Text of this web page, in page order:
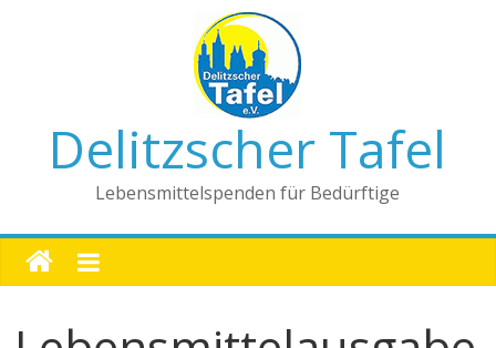
Delitzscher Tafel
Lebensmittelspenden für Bedürftige